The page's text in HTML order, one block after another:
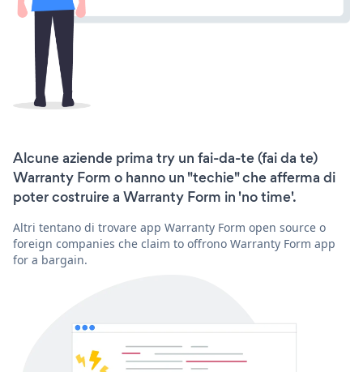
Alcune aziende prima try un fai-da-te (fai da te)
Warranty Form o hanno un "techie" che afferma di
poter costruire a Warranty Form in 'no time'.
Altri tentano di trovare app Warranty Form open source o
foreign companies che claim to offrono Warranty Form app
for a bargain.